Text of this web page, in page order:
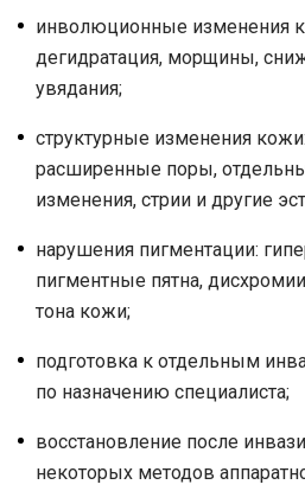
инволюционные изменения
дегидратация, морщины,
увядания;
структурные изменения
расширенные поры,
изменения, стрии и другие
нарушения пигментации:
пигментные пятна,
тона кожи;
подготовка к отдельным
по назначению специалиста;
восстановление после
некоторых методов